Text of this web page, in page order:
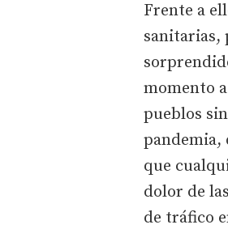
Frente a
sanitarias,
momento
pueblos
pandemia,
que
dolor de
de tráfico